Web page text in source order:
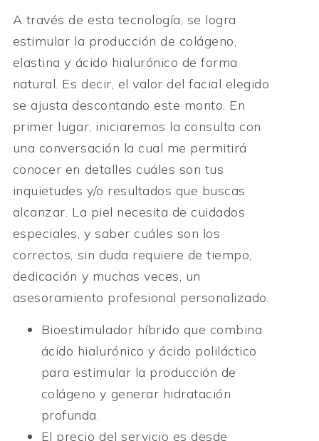
A través de esta tecnología, se logra
estimular la producción de colágeno,
elastina y ácido hialurónico de forma
natural. Es decir, el valor del facial elegido
se ajusta descontando este monto. En
primer lugar, iniciaremos la consulta con
una conversación la cual me permitirá
conocer en detalles cuáles son tus
inquietudes y/o resultados que buscas
alcanzar. La piel necesita de cuidados
especiales, y saber cuáles son los
correctos, sin duda requiere de tiempo,
dedicación y muchas veces, un
asesoramiento profesional personalizado.
Bioestimulador híbrido que combina
ácido hialurónico y ácido poliláctico
para estimular la producción de
colágeno y generar hidratación
profunda.
El precio del servicio es desde